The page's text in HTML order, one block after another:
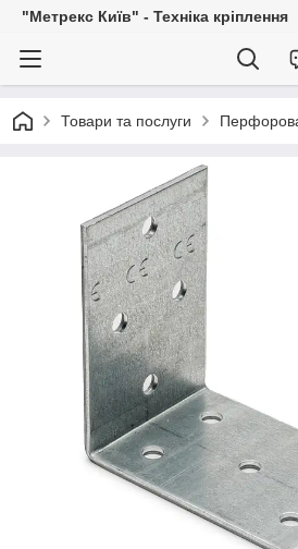
"Метрекс Київ" - Техніка кріплення
Товари та послуги